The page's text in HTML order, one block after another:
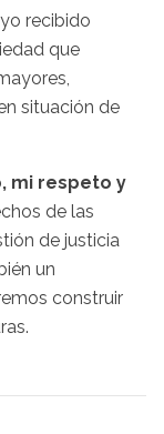
recibido
que
situación de
mi respeto y
de las
de justicia
un
construir